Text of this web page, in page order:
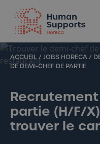
Votre spécialiste en
ACCUEIL /JOBS HORECA/
DE DEMI-CHEF DE PARTIE
partie (H/F/
trouver le